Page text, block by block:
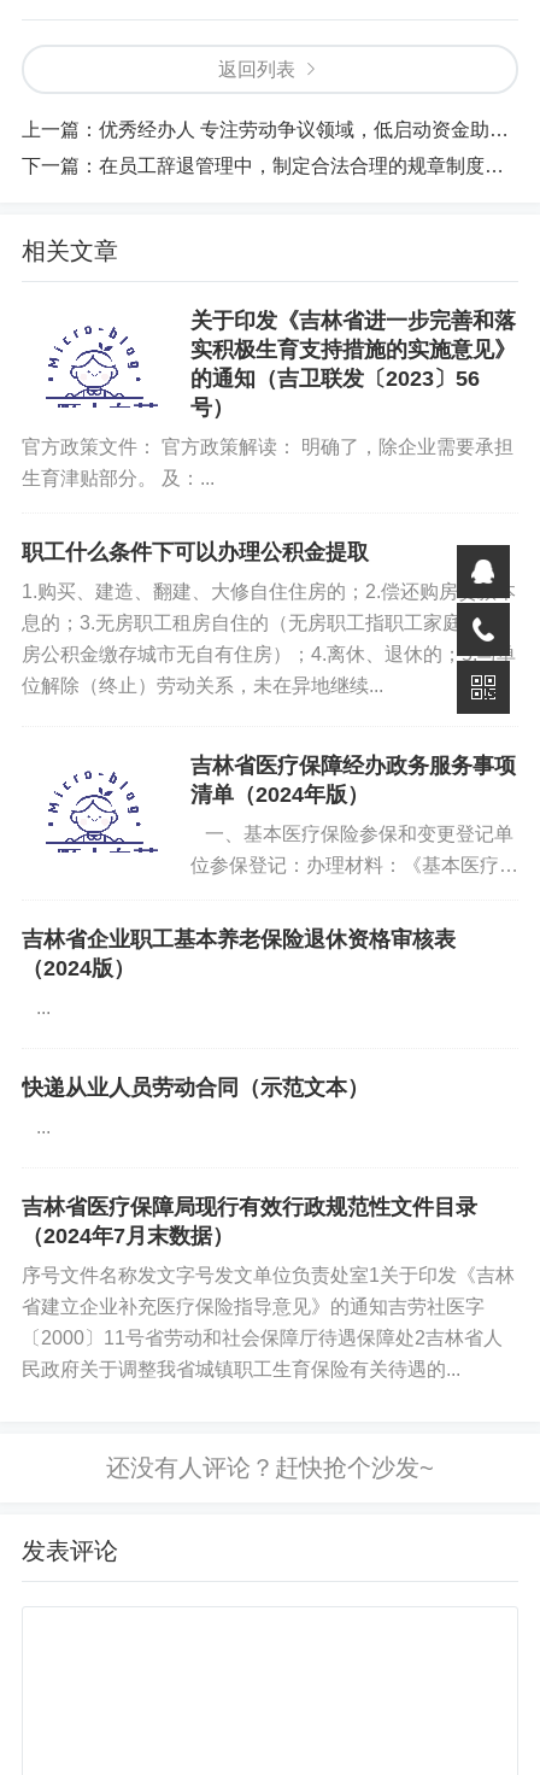
打包下载地址：
免责声明
如果您对本文有异议，请先阅读本站《免责声明 》，如仍保
持您个人观点可与本人联系。
以下内容需要兑换：
登陆后查看
官方发文
你好优秀经办人微信公众号
返回列表
上一篇： 优秀经办人 专注劳动争议领域，低启动资金助力劳动者维权
下一篇： 在员工辞退管理中，制定合法合理的规章制度需遵循以下核心原则与步骤：
相关文章
关于印发《吉林省进一步完善和落
实积极生育支持措施的实施意见》
的通知（吉卫联发〔2023〕56
号）
官方政策文件： 官方政策解读： 明确了，除企业需要承担
生育津贴部分。 及：...
职工什么条件下可以办理公积金提取
1.购买、建造、翻建、大修自住住房的；2.偿还购房贷款本
息的；3.无房职工租房自住的（无房职工指职工家庭在住
房公积金缴存城市无自有住房）；4.离休、退休的；5.与单
位解除（终止）劳动关系，未在异地继续...
吉林省医疗保障经办政务服务事项
清单（2024年版）
一、基本医疗保险参保和变更登记单
位参保登记：办理材料：《基本医疗保
章）、统一社会信用代码证书或单位批
吉林省企业职工基本养老保险退休资格审核表
（2024版）
...
快递从业人员劳动合同（示范文本）
...
吉林省医疗保障局现行有效行政规范性文件目录
（2024年7月末数据）
序号文件名称发文字号发文单位负责处室1关于印发《吉林
省建立企业补充医疗保险指导意见》的通知吉劳社医字
〔2000〕11号省劳动和社会保障厅待遇保障处2吉林省人
民政府关于调整我省城镇职工生育保险有关待遇的...
发表评论